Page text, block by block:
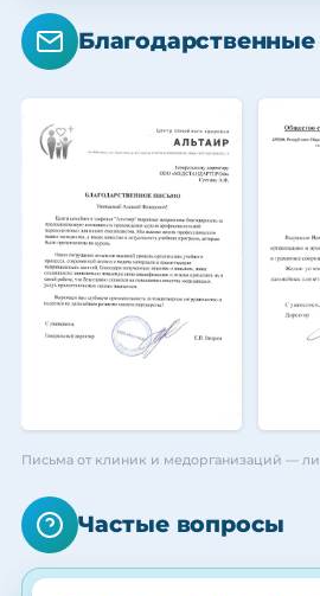
Письма от клиник и медорганизаций —
Частые вопросы